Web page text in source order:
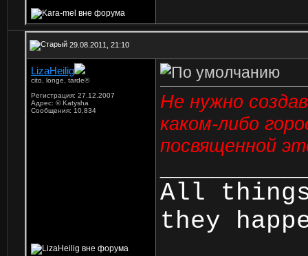
29.08.2011, 21:10
LizaHeilig
cito, longe, tarde©
Регистрация: 27.12.2007
Адрес: © Katysha
Сообщения: 10,834
Не нужно
каком-либо
посвященной
All things
they